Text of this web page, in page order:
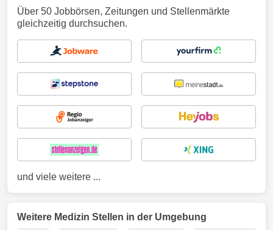
Über 50 Jobbörsen, Zeitungen und Stellenmärkte
gleichzeitig durchsuchen.
und viele weitere ...
Weitere Medizin Stellen in der Umgebung